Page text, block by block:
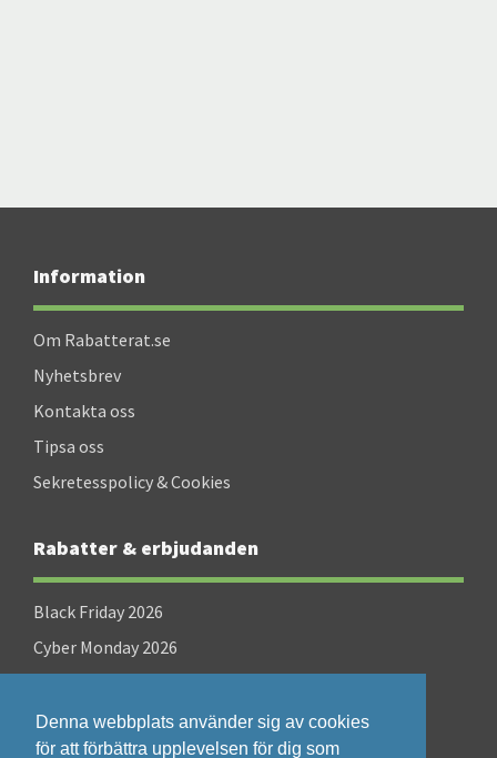
Denna webbplats använder sig av cookies
för att förbättra upplevelsen för dig som
Information
Om Rabatterat.se
Nyhetsbrev
Kontakta oss
Tipsa oss
Sekretesspolicy & Cookies
Rabatter & erbjudanden
Black Friday 2026
Cyber Monday 2026